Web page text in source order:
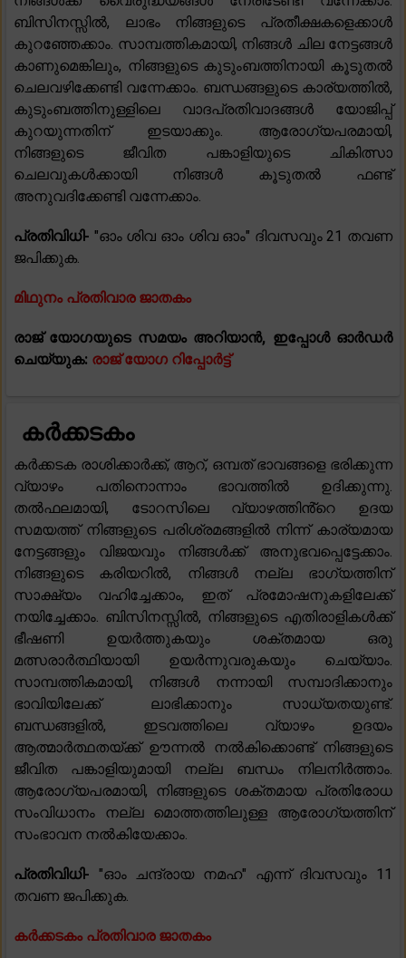
ബിസിനസ്സിൽ, ലാഭം നിങ്ങളുടെ പ്രതീക്ഷകളെക്കാൾ
കുറഞ്ഞേക്കാം. സാമ്പത്തികമായി, നിങ്ങൾ ചില നേട്ടങ്ങൾ
കാണുമെങ്കിലും, നിങ്ങളുടെ കുടുംബത്തിനായി കൂടുതൽ
ചെലവഴിക്കേണ്ടി വന്നേക്കാം. ബന്ധങ്ങളുടെ കാര്യത്തിൽ,
കുടുംബത്തിനുള്ളിലെ വാദപ്രതിവാദങ്ങൾ യോജിപ്പ്
കുറയുന്നതിന് ഇടയാക്കും. ആരോഗ്യപരമായി,
നിങ്ങളുടെ ജീവിത പങ്കാളിയുടെ ചികിത്സാ
ചെലവുകൾക്കായി നിങ്ങൾ കൂടുതൽ ഫണ്ട്
അനുവദിക്കേണ്ടി വന്നേക്കാം.
പ്രതിവിധി- "ഓം ശിവ ഓം ശിവ ഓം" ദിവസവും 21 തവണ
ജപിക്കുക.
മിഥുനം പ്രതിവാര ജാതകം
രാജ് യോഗയുടെ സമയം അറിയാൻ, ഇപ്പോൾ ഓർഡർ
ചെയ്യുക: രാജ് യോഗ റിപ്പോർട്ട്
കർക്കടകം
കർക്കടക രാശിക്കാർക്ക്, ആറ്, ഒമ്പത് ഭാവങ്ങളെ ഭരിക്കുന്ന
വ്യാഴം പതിനൊന്നാം ഭാവത്തിൽ ഉദിക്കുന്നു.
തൽഫലമായി, ടോറസിലെ വ്യാഴത്തിൻ്റെ ഉദയ
സമയത്ത് നിങ്ങളുടെ പരിശ്രമങ്ങളിൽ നിന്ന് കാര്യമായ
നേട്ടങ്ങളും വിജയവും നിങ്ങൾക്ക് അനുഭവപ്പെട്ടേക്കാം.
നിങ്ങളുടെ കരിയറിൽ, നിങ്ങൾ നല്ല ഭാഗ്യത്തിന്
സാക്ഷ്യം വഹിച്ചേക്കാം, ഇത് പ്രമോഷനുകളിലേക്ക്
നയിച്ചേക്കാം. ബിസിനസ്സിൽ, നിങ്ങളുടെ എതിരാളികൾക്ക്
ഭീഷണി ഉയർത്തുകയും ശക്തമായ ഒരു
മത്സരാർത്ഥിയായി ഉയർന്നുവരുകയും ചെയ്യാം.
സാമ്പത്തികമായി, നിങ്ങൾ നന്നായി സമ്പാദിക്കാനും
ഭാവിയിലേക്ക് ലാഭിക്കാനും സാധ്യതയുണ്ട്.
ബന്ധങ്ങളിൽ, ഇടവത്തിലെ വ്യാഴം ഉദയം
ആത്മാർത്ഥതയ്ക്ക് ഊന്നൽ നൽകിക്കൊണ്ട് നിങ്ങളുടെ
ജീവിത പങ്കാളിയുമായി നല്ല ബന്ധം നിലനിർത്താം.
ആരോഗ്യപരമായി, നിങ്ങളുടെ ശക്തമായ പ്രതിരോധ
സംവിധാനം നല്ല മൊത്തത്തിലുള്ള ആരോഗ്യത്തിന്
സംഭാവന നൽകിയേക്കാം.
പ്രതിവിധി- "ഓം ചന്ദ്രായ നമഹ" എന്ന് ദിവസവും 11
തവണ ജപിക്കുക.
കർക്കടകം പ്രതിവാര ജാതകം